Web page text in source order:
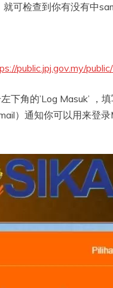
就可检查到你有没有中
public.jpj.gov.my/
下角的’Log Masuk’ ，
）通知你可以用来登